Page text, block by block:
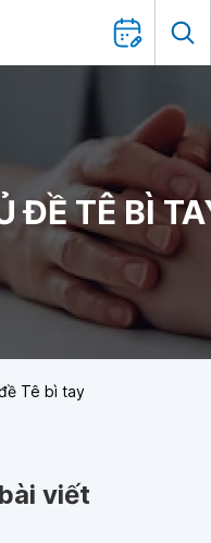
ĐỀ TÊ BÌ
Tê bì tay
viết